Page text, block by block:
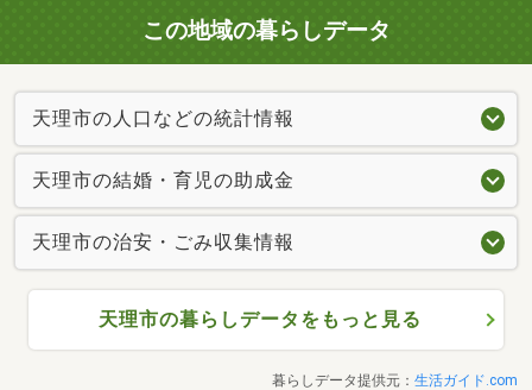
この地域の暮らしデータ
天理市の人口などの統計情報
天理市の結婚・育児の助成金
天理市の治安・ごみ収集情報
天理市の暮らしデータをもっと見る
暮らしデータ提供元： 生活ガイド.com